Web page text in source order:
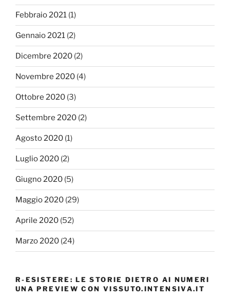
Febbraio 2021 (1)
Gennaio 2021 (2)
Dicembre 2020 (2)
Novembre 2020 (4)
Ottobre 2020 (3)
Settembre 2020 (2)
Agosto 2020 (1)
Luglio 2020 (2)
Giugno 2020 (5)
Maggio 2020 (29)
Aprile 2020 (52)
Marzo 2020 (24)
R-ESISTERE: LE STORIE DIETRO AI NUMERI
UNA PREVIEW CON VISSUTO.INTENSIVA.IT